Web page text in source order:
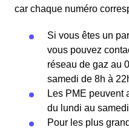
car chaque numéro
Si vous êtes un
vous pouvez
réseau de gaz au
samedi de 8h à
Les PME peuvent
du lundi au
Pour les plus